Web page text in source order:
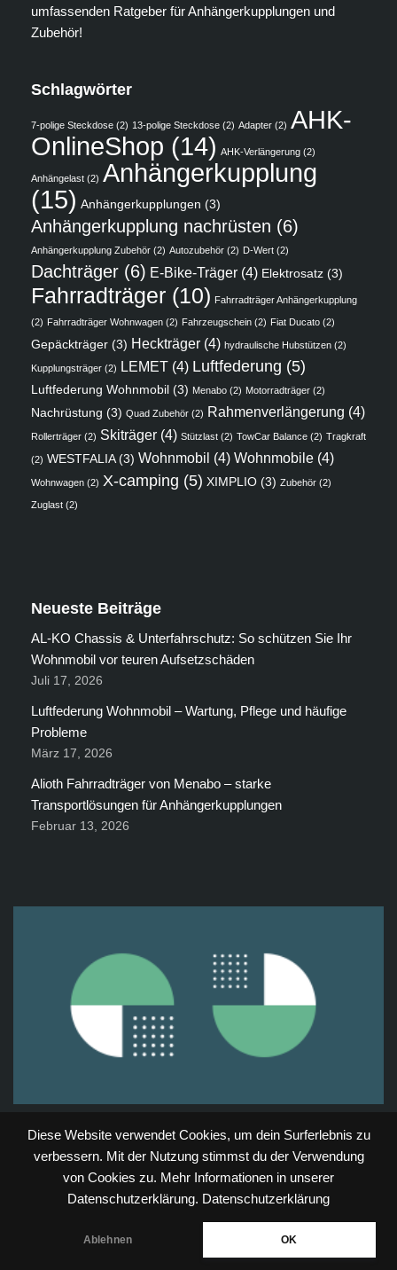
Diese Website verwendet Cookies, um dein Surferlebnis zu
verbessern. Mit der Nutzung stimmst du der Verwendung
von Cookies zu. Mehr Informationen in unserer
Datenschutzerklärung. Datenschutzerklärung
Ablehnen OK
umfassenden Ratgeber für Anhängerkupplungen und
Zubehör!
Schlagwörter
7-polige Steckdose (2) 13-polige Steckdose (2) Adapter (2) AHK-
OnlineShop (14) AHK-Verlängerung (2)
Anhängelast (2) Anhängerkupplung
(15) Anhängerkupplungen (3)
Anhängerkupplung nachrüsten (6)
Anhängerkupplung Zubehör (2) Autozubehör (2) D-Wert (2)
Dachträger (6) E-Bike-Träger (4) Elektrosatz (3)
Fahrradträger (10) Fahrradträger Anhängerkupplung
(2) Fahrradträger Wohnwagen (2) Fahrzeugschein (2) Fiat Ducato (2)
Gepäckträger (3) Heckträger (4) hydraulische Hubstützen (2)
Kupplungsträger (2) LEMET (4) Luftfederung (5)
Luftfederung Wohnmobil (3) Menabo (2) Motorradträger (2)
Nachrüstung (3) Quad Zubehör (2) Rahmenverlängerung (4)
Rollerträger (2) Skiträger (4) Stützlast (2) TowCar Balance (2) Tragkraft
(2) WESTFALIA(3) Wohnmobil (4) Wohnmobile (4)
Wohnwagen (2) X-camping (5) XIMPLIO (3) Zubehör (2)
Zuglast (2)
Neueste Beiträge
AL-KO Chassis & Unterfahrschutz: So schützen Sie Ihr
Wohnmobil vor teuren Aufsetzschäden
Juli 17, 2026
Luftfederung Wohnmobil – Wartung, Pflege und häufige
Probleme
März 17, 2026
Alioth Fahrradträger von Menabo – starke
Transportlösungen für Anhängerkupplungen
Februar 13, 2026